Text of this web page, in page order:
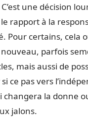
une décision
rapport à la
Pour certains, cela
parfois
mais aussi de
ce pas vers
changera la donne
jalons.